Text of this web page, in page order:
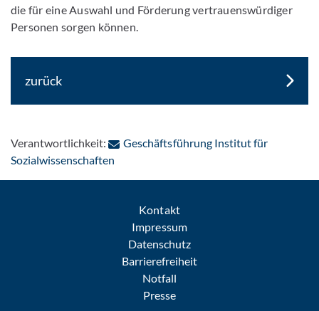
die für eine Auswahl und Förderung vertrauenswürdiger
Personen sorgen können.
zurück
Verantwortlichkeit:
Geschäftsführung Institut für
Sozialwissenschaften
Kontakt
Impressum
Datenschutz
Barrierefreiheit
Notfall
Presse